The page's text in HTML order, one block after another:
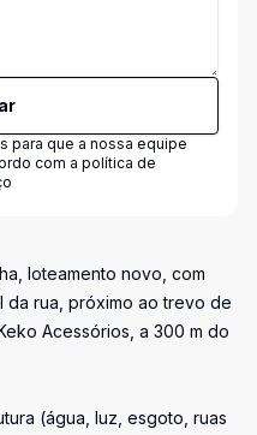
para que a nossa equipe
com a política de
loteamento novo, com
da rua, próximo ao trevo de
Acessórios, a 300 m do
(água, luz, esgoto, ruas